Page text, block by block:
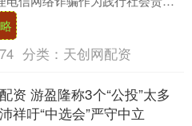
手，持续强化对异常线索的敏锐
74 分类： 天创网配资
资 游盈隆称3个“公投”太多
祥吁“中选会”严守中立